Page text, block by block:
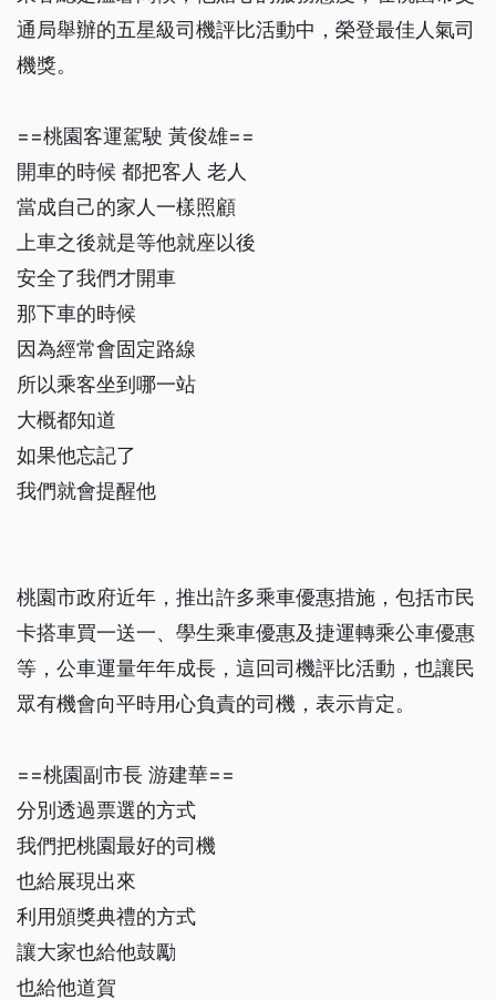
通局舉辦的五星級司機評比活動中，榮登最佳人氣司
機獎。
==桃園客運駕駛 黃俊雄==
開車的時候 都把客人 老人
當成自己的家人一樣照顧
上車之後就是等他就座以後
安全了我們才開車
那下車的時候
因為經常會固定路線
所以乘客坐到哪一站
大概都知道
如果他忘記了
我們就會提醒他
桃園市政府近年，推出許多乘車優惠措施，包括市民
卡搭車買一送一、學生乘車優惠及捷運轉乘公車優惠
等，公車運量年年成長，這回司機評比活動，也讓民
眾有機會向平時用心負責的司機，表示肯定。
==桃園副市長 游建華==
分別透過票選的方式
我們把桃園最好的司機
也給展現出來
利用頒獎典禮的方式
讓大家也給他鼓勵
也給他道賀